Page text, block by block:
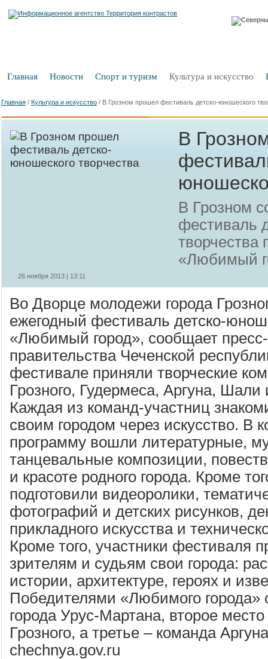
Главная Новости Спорт и туризм Культура и искусство
Главная / Культура и искусство / В Грозном прошел фестиваль детско-юношеского
В
В Грозном
фестиваль
творчества
«Любимый
26 ноября 2013 | 13:11
Во Дворце молодежи города
ежегодный фестиваль детско-
«Любимый город», сообщает
правительства Чеченской
фестивале приняли творческие
Грозного, Гудермеса, Аргуна,
Каждая из команд-участниц
своим городом через искусство. В
программу вошли литературные,
танцевальные композиции,
и красоте родного города. Кроме
подготовили видеоролики,
фотографий и детских рисунков,
прикладного искусства и
Кроме того, участники фестиваля
зрителям и судьям свои города:
истории, архитектуре, героях и
Победителями «Любимого города»
города Урус-Мартана, второе
Грозного, а третье – команда
chechnya.gov.ru